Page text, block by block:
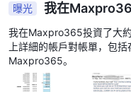
曝光
我在
的钱全部消失了。我
存款日期和金额。请
5。
我在Maxpro365投資了大
上詳細的帳戶對帳單，包
Maxpro365。